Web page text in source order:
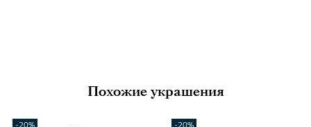
Похожие украшения
-20% -20%